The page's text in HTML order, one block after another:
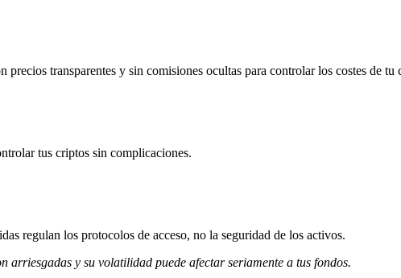
transparentes y sin comisiones ocultas para controlar los costes de tu
tus criptos sin complicaciones.
regulan los protocolos de acceso, no la seguridad de los activos.
arriesgadas y su volatilidad puede afectar seriamente a tus fondos.